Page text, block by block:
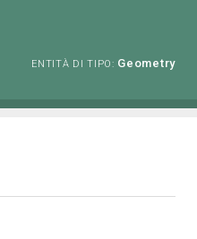
ENTITÀ DI TIPO: Geometry